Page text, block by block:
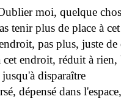
moi, quelque
tenir plus de place à
pas plus, juste
endroit, réduit à rien,
disparaître
dépensé dans l'espace,